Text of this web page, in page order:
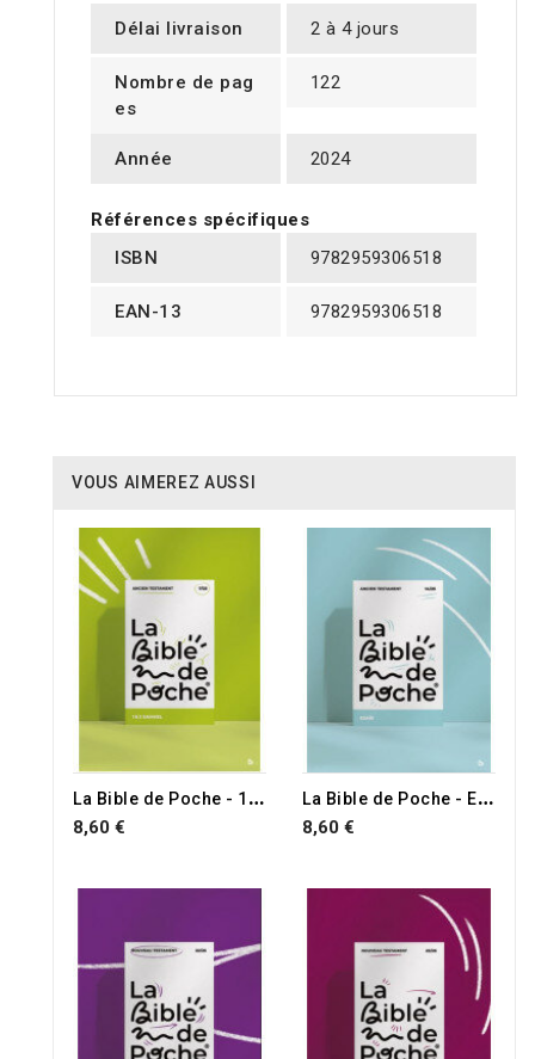
Délai livraison 2 à 4 jours
Nombre de pag
es
122
Année 2024
Références spécifiques
ISBN
9782959306518
EAN-13 9782959306518
VOUS AIMEREZ AUSSI
L
a Bible de Poche - 1 & 2 Samuel
8,60 €
L
a Bible de Poche - Esaïe
8,60 €